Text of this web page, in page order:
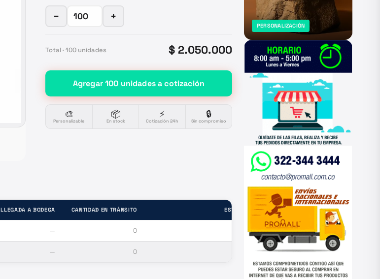
− +
Total · 100 unidades $ 2.050.000
Agregar100 unidadesa cotización
🎨
Personalizable
📦
En stock
⚡
Cotización 24h
🔒
Sin compromiso
LLEGADA A BODEGA CANTIDAD EN TRÁNSITO ESTADO
— 0
— 0
PERSONALIZACIÓN